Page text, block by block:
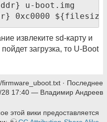
u-boot.img
0xc0000
извлеките sd-карту и
загрузка, то U-Boot
· Последнее
17:40 — Владимир Андреев
этой вики предоставляется